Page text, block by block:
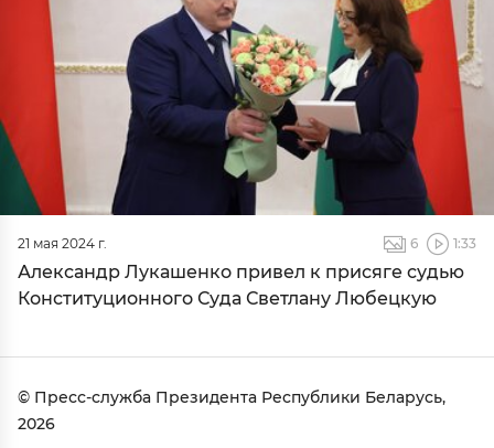
21 мая 2024 г. 6 1:33
Александр Лукашенко привел к присяге судью
Конституционного Суда Светлану Любецкую
© Пресс-служба Президента Республики Беларусь,
2026